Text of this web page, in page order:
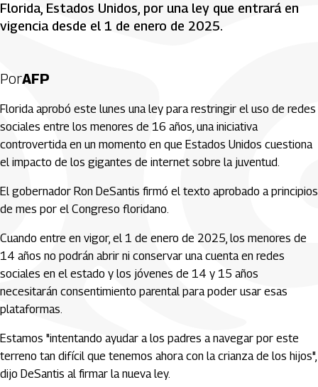
Florida, Estados Unidos, por una ley que entrará en
vigencia desde el 1 de enero de 2025.
PorAFP
Florida aprobó este lunes una ley para restringir el uso de redes
sociales entre los menores de 16 años, una iniciativa
controvertida en un momento en que Estados Unidos cuestiona
el impacto de los gigantes de internet sobre la juventud.
El gobernador Ron DeSantis firmó el texto aprobado a principios
de mes por el Congreso floridano.
Cuando entre en vigor, el 1 de enero de 2025, los menores de
14 años no podrán abrir ni conservar una cuenta en redes
sociales en el estado y los jóvenes de 14 y 15 años
necesitarán consentimiento parental para poder usar esas
plataformas.
Estamos "intentando ayudar a los padres a navegar por este
terreno tan difícil que tenemos ahora con la crianza de los hijos",
dijo DeSantis al firmar la nueva ley.